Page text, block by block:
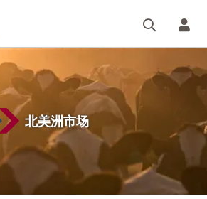
您
北美洲市场